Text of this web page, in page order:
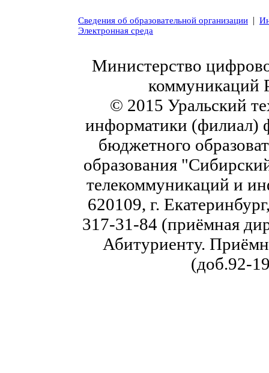
Сведения об образовательной организации |
Электронная среда
Министерство
коммуникаций
© 2015 Уральский
информатики (филиал)
бюджетного
образования
телекоммуникаций и
620109, г.
317-31-84 (приёмная
Абитуриенту.
(доб.92-